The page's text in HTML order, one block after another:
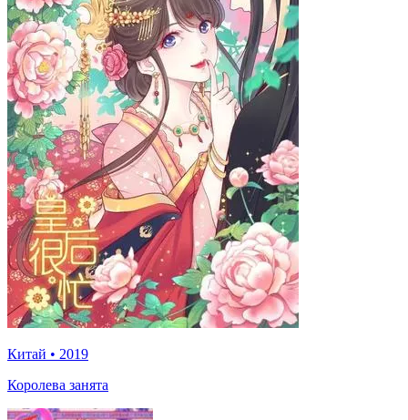
Китай • 2019
Королева занята